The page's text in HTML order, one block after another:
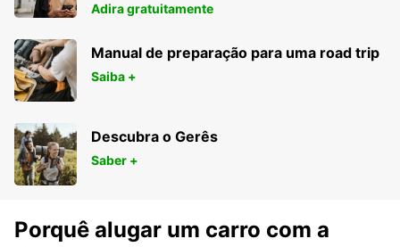
Adira gratuitamente
Manual de preparação para uma road trip
Saiba +
Descubra o Gerês
Saber +
Porquê alugar um carro com a